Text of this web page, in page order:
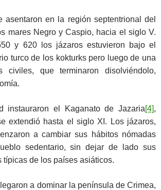
asentaron en la región septentrional del
mares Negro y Caspio, hacia el siglo V.
y 620 los jázaros estuvieron bajo el
turco de los kokturks pero luego de una
civiles, que terminaron disolviéndolo,
instauraron el Kaganato de Jazaria[4],
extendió hasta el siglo XI. Los jázaros,
a cambiar sus hábitos nómadas
sedentario, sin dejar de lado sus
típicas de los países asiáticos.
a dominar la península de Crimea,